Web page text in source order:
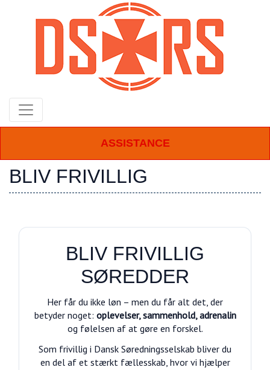
hovedindhold
ASSISTANCE
BLIV FRIVILLIG
BLIV FRIVILLIG
SØREDDER
Her får du ikke løn – men du får alt det, der
betyder noget: oplevelser, sammenhold, adrenalin
og følelsen af at gøre en forskel.
Som frivillig i Dansk Søredningsselskab bliver du
en del af et stærkt fællesskab, hvor vi hjælper